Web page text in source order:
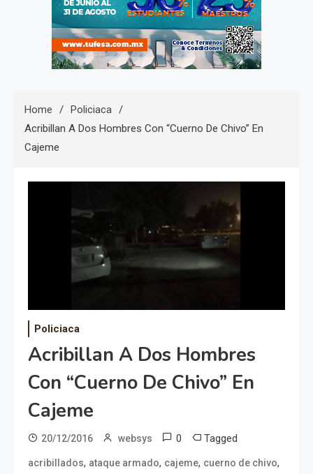
Home
Policiaca
Acribillan A Dos Hombres Con “Cuerno De Chivo” En
Cajeme
Policiaca
Acribillan A Dos Hombres
Con “Cuerno De Chivo” En
Cajeme
20/12/2016 websys 0 Tagged
acribillados, ataque armado, cajeme, cuerno de chivo,